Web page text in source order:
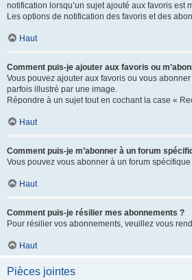
notification lorsqu’un sujet ajouté aux favoris est
Les options de notification des favoris et des
Haut
Comment puis-je ajouter aux favoris ou
Vous pouvez ajouter aux favoris ou vous
parfois illustré par une image.
Répondre à un sujet tout en cochant la case «
Haut
Comment puis-je m’abonner à un forum
Vous pouvez vous abonner à un forum
Haut
Comment puis-je résilier mes abonnements ?
Pour résilier vos abonnements, veuillez vous
Haut
Pièces jointes